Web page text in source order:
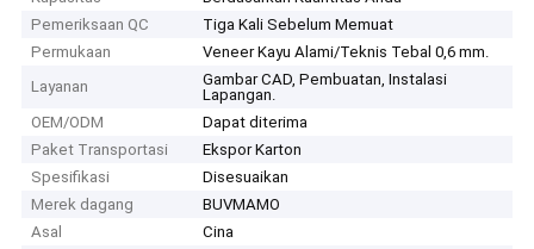
Pemeriksaan QC
Tiga Kali Sebelum Memuat
Permukaan
Veneer Kayu Alami/Teknis Tebal 0,6 mm.
Layanan
Gambar CAD, Pembuatan, Instalasi
Lapangan.
OEM/ODM
Dapat diterima
Paket Transportasi
Ekspor Karton
Spesifikasi
Disesuaikan
Merek dagang
BUVMAMO
Asal
Cina